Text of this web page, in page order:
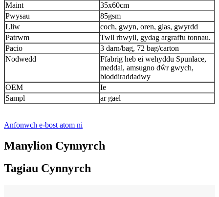
Maint
35x60cm
Pwysau
85gsm
Lliw
coch, gwyn, oren, glas, gwyrdd
Patrwm
Twll rhwyll, gydag argraffu tonnau.
Pacio
3 darn/bag, 72 bag/carton
Nodwedd
Ffabrig heb ei wehyddu Spunlace,
meddal, amsugno dŵr gwych,
bioddiraddadwy
OEM
Ie
Sampl
ar gael
Anfonwch e-bost atom ni
Manylion Cynnyrch
Tagiau Cynnyrch